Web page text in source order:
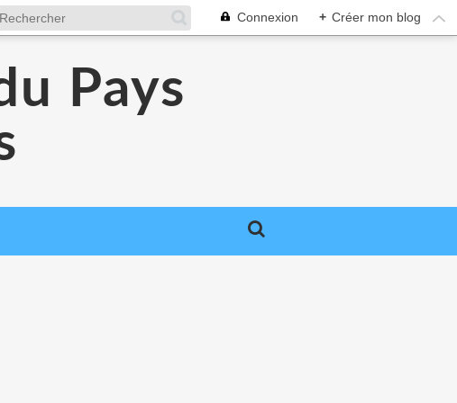
Connexion + Créer mon blog
Pays